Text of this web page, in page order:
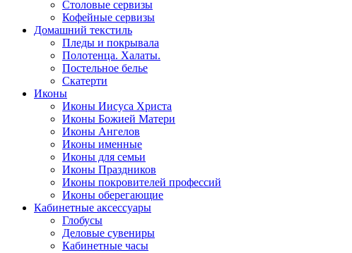
Столовые сервизы
Кофейные сервизы
Домашний текстиль
Пледы и покрывала
Полотенца. Халаты.
Постельное белье
Скатерти
Иконы
Иконы Иисуса Христа
Иконы Божией Матери
Иконы Ангелов
Иконы именные
Иконы для семьи
Иконы Праздников
Иконы покровителей профессий
Иконы оберегающие
Кабинетные аксессуары
Глобусы
Деловые сувениры
Кабинетные часы